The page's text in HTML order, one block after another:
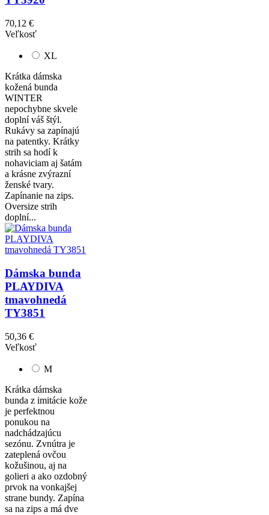
70,12 €
Veľkosť
XL
Krátka dámska
kožená bunda
WINTER
nepochybne skvele
doplní váš štýl.
Rukávy sa zapínajú
na patentky. Krátky
strih sa hodí k
nohaviciam aj šatám
a krásne zvýrazní
ženské tvary.
Zapínanie na zips.
Oversize strih
doplní...
Dámska bunda
PLAYDIVA
tmavohnedá
TY3851
50,36 €
Veľkosť
M
Krátka dámska
bunda z imitácie kože
je perfektnou
ponukou na
nadchádzajúcu
sezónu. Zvnútra je
zateplená ovčou
kožušinou, aj na
golieri a ako ozdobný
prvok na vonkajšej
strane bundy. Zapína
sa na zips a má dve